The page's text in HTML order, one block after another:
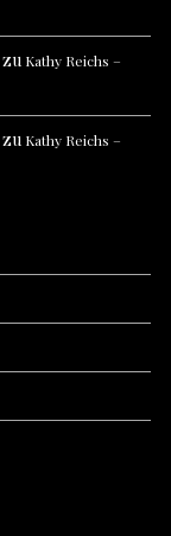
zu Kathy Reichs –
zu Kathy Reichs –